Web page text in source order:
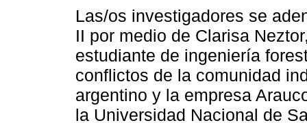
Las/os investigadores se
II por medio de Clarisa
estudiante de ingeniería
conflictos de la comunidad
argentino y la empresa
la Universidad Nacional de